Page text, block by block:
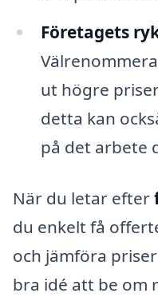
Företagets
ut högre
detta kan
på det arbete
När du letar efter
du enkelt få
och jämföra
bra idé att be om